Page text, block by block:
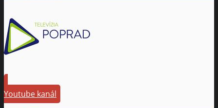
Youtube kanál